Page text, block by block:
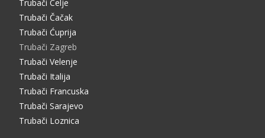
Trubači Celje
Trubači Čačak
Trubači Ćuprija
Trubači Zagreb
Trubači Velenje
Trubači Italija
Trubači Francuska
Trubači Sarajevo
Trubači Loznica